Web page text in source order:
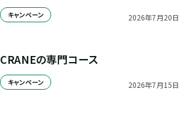
キャンペーン 2026年7月20日
CRANEの専門コース
キャンペーン 2026年7月15日